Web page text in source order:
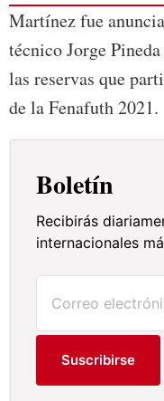
Martínez fue
técnico Jorge
las reservas que
de la Fenafuth 2021.
Boletín
Recibirás
internacionales
Suscribirse